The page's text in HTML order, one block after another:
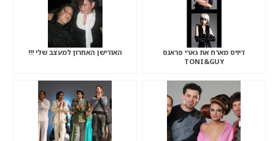
דיויס מארח את גארי פראנס
TONI&GUY
האודישן האחרון למעצב שלי !!!